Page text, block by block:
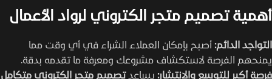
أهمية تصميم متجر الكتروني لرواد الأعمال
التواجد الدائم: أصبح بإمكان العملاء الشراء في أي وقت مما
يمنحهم الفرصة لاستكشاف مشروعك ومعرفة ما تقدمه بدقة.
فرصة أكبر للتوسع والانتشار: يساعدتصميم متجر الكتروني متكامل